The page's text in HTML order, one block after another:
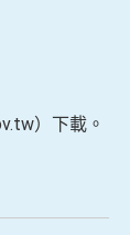
）下載。